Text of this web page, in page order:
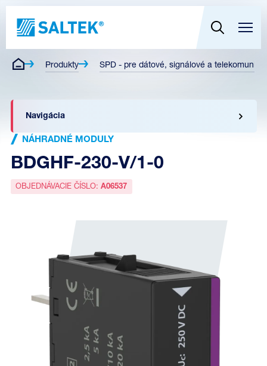
Produkty SPD - pre dátové, signálové a
Navigácia
NÁHRADNÉ MODULY
BDGHF-230-V/1-0
OBJEDNÁVACIE ČÍSLO:A06537